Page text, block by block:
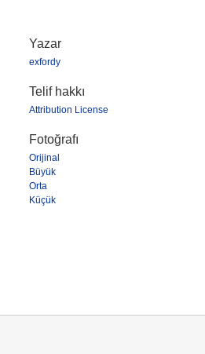
Yazar
exfordy
Telif hakkı
Attribution License
Fotoğrafı
Orijinal
Büyük
Orta
Küçük